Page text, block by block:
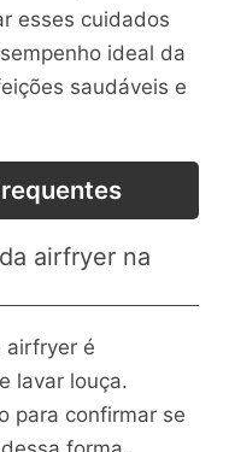
esses cuidados
ideal da
saudáveis e
airfryer na
airfryer é
lavar louça.
para confirmar se